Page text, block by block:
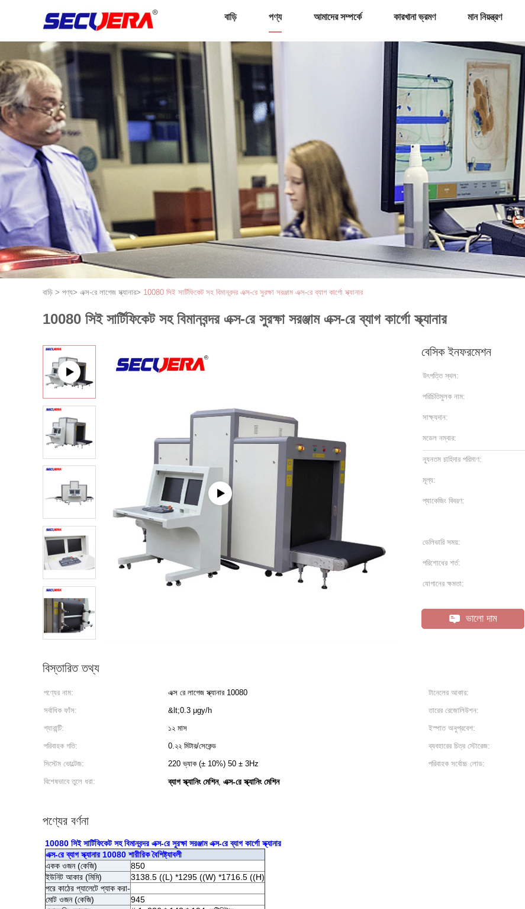
বাড়ি পণ্য আমাদের সম্পর্কে কারখানা ভ্রমণ মান নিয়ন্ত্রণ
বাড়ি > পণ্য> এক্স-রে লাগেজ স্ক্যানার> 10080 সিই সার্টিফিকেট সহ বিমানবন্দর এক্স-রে সুরক্ষা সরঞ্জাম এক্স-রে ব্যাগ কার্গো স্ক্যানার
10080 সিই সার্টিফিকেট সহ বিমানবন্দর এক্স-রে সুরক্ষা সরঞ্জাম এক্স-রে ব্যাগ কার্গো স্ক্যানার
বেসিক ইনফরমেশন
উৎপত্তি স্থল:
পরিচিতিমুলক নাম:
সাক্ষ্যদান:
মডেল নম্বার:
ন্যূনতম চাহিদার পরিমাণ:
মূল্য:
প্যাকেজিং বিবরণ:
ডেলিভারি সময়:
পরিশোধের শর্ত:
যোগানের ক্ষমতা:
ভালো দাম
বিস্তারিত তথ্য
পণ্যের নাম: এক্স রে লাগেজ স্ক্যানার 10080 টানেলের আকার:
সর্বাধিক ফাঁস:
&lt;0.3 μgy/h তারের রেজোলিউশন:
গ্যারান্টি:
১২ মাস ইস্পাত অনুপ্রবেশ:
পরিবাহক গতি:
0.২২ মিটার/সেকেন্ড ব্যবহারের চিত্র স্টোরেজ:
সিস্টেম ভোল্টেজ:
220 ভ্যাক (± 10%) 50 ± 3Hz পরিবাহক সর্বোচ্চ লোড:
বিশেষভাবে তুলে ধরা:
ব্যাগ স্ক্যানিং মেশিন, এক্স-রে স্ক্যানিং মেশিন
পণ্যের বর্ণনা
10080 সিই সার্টিফিকেট সহ বিমানবন্দর এক্স-রে সুরক্ষা সরঞ্জাম এক্স-রে ব্যাগ কার্গো স্ক্যানার
এক্স-রে ব্যাগ স্ক্যানার 10080 শারীরিক বৈশিষ্ট্যাবলী
একক ওজন (কেজি)
850
ইউনিট আকার (মিমি)
3138.5 ((L) *1295 ((W) *1716.5 ((H)
পরে কাঠের প্যালেটে প্যাক করা-
মোট ওজন (কেজি)
945